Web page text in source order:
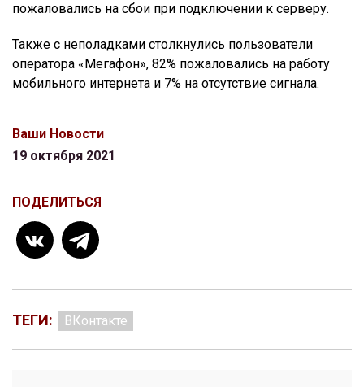
пожаловались на сбои при подключении к серверу.
Также с неполадками столкнулись пользователи
оператора «Мегафон», 82% пожаловались на работу
мобильного интернета и 7% на отсутствие сигнала.
Ваши Новости
19 октября 2021
ПОДЕЛИТЬСЯ
ТЕГИ: ВКонтакте